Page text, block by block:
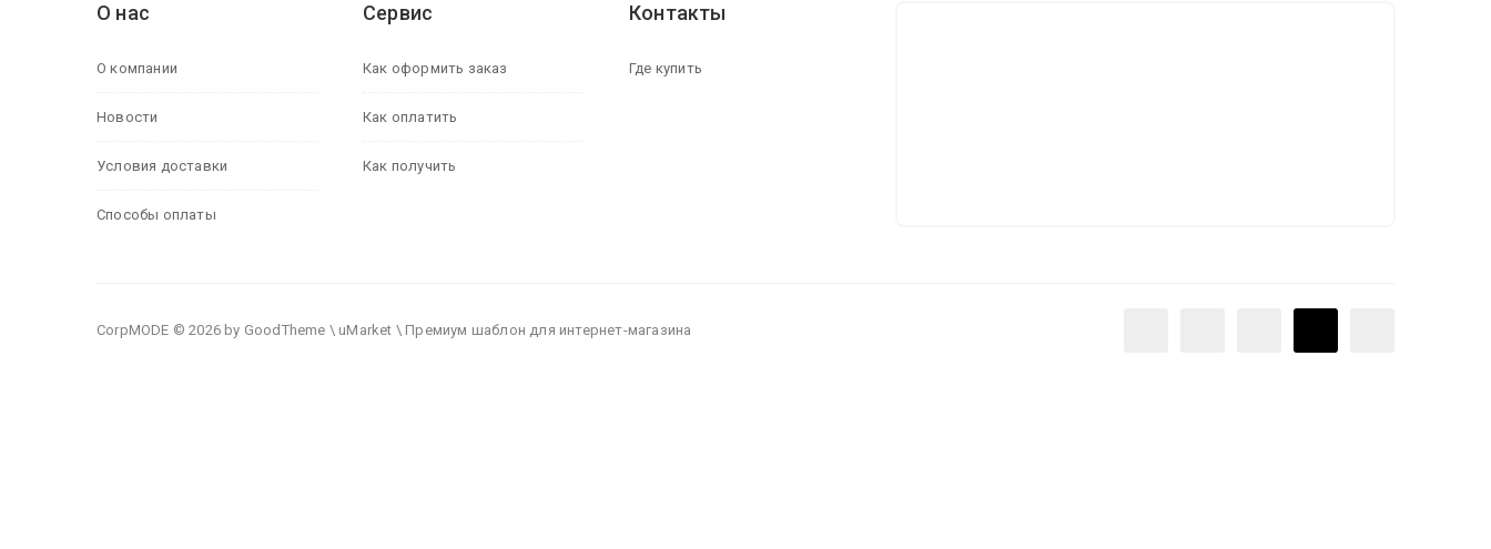
О нас
О компании
Новости
Условия доставки
Способы оплаты
Сервис
Как оформить заказ
Как оплатить
Как получить
Контакты
Где купить
CorpMODE © 2026 by GoodTheme \ uMarket \ Премиум шаблон для интернет-магазина